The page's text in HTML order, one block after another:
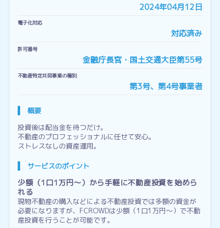
2024年04月12日
電子化対応
対応済み
許可番号
金融庁長官・国土交通大臣第55号
不動産特定共同事業の種別
第3号、第4号事業者
概要
投資後は配当金を待つだけ。
不動産のプロフェッショナルに任せて安心。
ストレスなしの資産運用。
サービスのポイント
少額（1口1万円～）から手軽に不動産投資を始めら
れる
現物不動産の購入などによる不動産投資では多額の資金が
必要になりますが、FCROWDは少額（1口1万円～）で不動
産投資を行うことが可能です。